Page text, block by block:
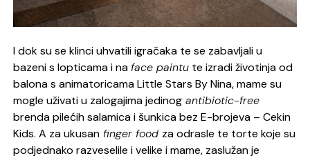
I dok su se klinci uhvatili igračaka te se zabavljali u
bazeni s lopticama i na face paintu te izradi životinja od
balona s animatoricama Little Stars By Nina, mame su
mogle uživati u zalogajima jedinog antibiotic-free
brenda pilećih salamica i šunkica bez E-brojeva – Cekin
Kids. A za ukusan finger food za odrasle te torte koje su
podjednako razveselile i velike i mame, zaslužan je